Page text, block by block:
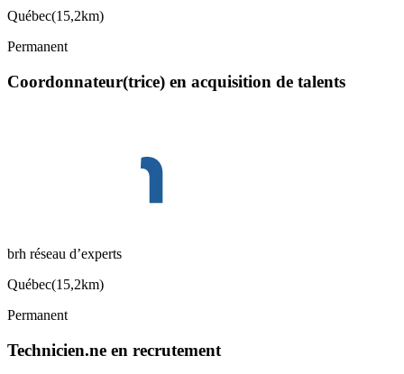
Québec(15,2km)
Permanent
Coordonnateur(trice) en acquisition de talents
brh réseau d’experts
Québec(15,2km)
Permanent
Technicien.ne en recrutement